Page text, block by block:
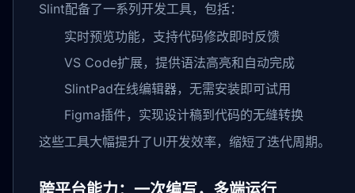
Slint配备了一系列开发工具，包括：
实时预览功能，支持代码修改即时反馈
VS Code扩展，提供语法高亮和自动完成
SlintPad在线编辑器，无需安装即可试用
Figma插件，实现设计稿到代码的无缝转换
这些工具大幅提升了UI开发效率，缩短了迭代周期。